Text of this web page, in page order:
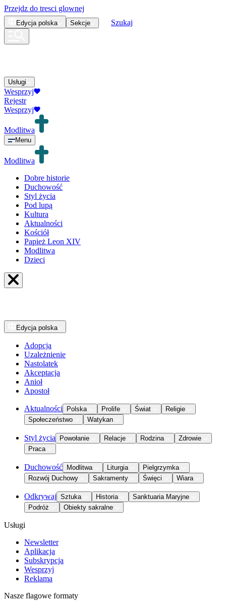
Przejdz do tresci glownej
Edycja polska Sekcje Szukaj
Usługi
Wesprzyj
Rejestr
Wesprzyj
Modlitwa
Menu
Modlitwa
Dobre historie
Duchowość
Styl życia
Pod lupą
Kultura
Aktualności
Kościół
Papież Leon XIV
Modlitwa
Dzieci
Edycja polska
Adopcja
Uzależnienie
Nastolatek
Akceptacja
Anioł
Apostoł
Aktualności Polska Prolife Świat
Religie
Społeczeństwo
Watykan
Styl życia Powołanie Relacje Rodzina
Zdrowie
Praca
Duchowość Modlitwa Liturgia
Pielgrzymka
Rozwój Duchowy
Sakramenty Święci Wiara
Odkrywaj Sztuka Historia
Sanktuaria Maryjne
Podróż
Obiekty sakralne
Usługi
Newsletter
Aplikacja
Subskrypcja
Wesprzyj
Reklama
Nasze flagowe formaty